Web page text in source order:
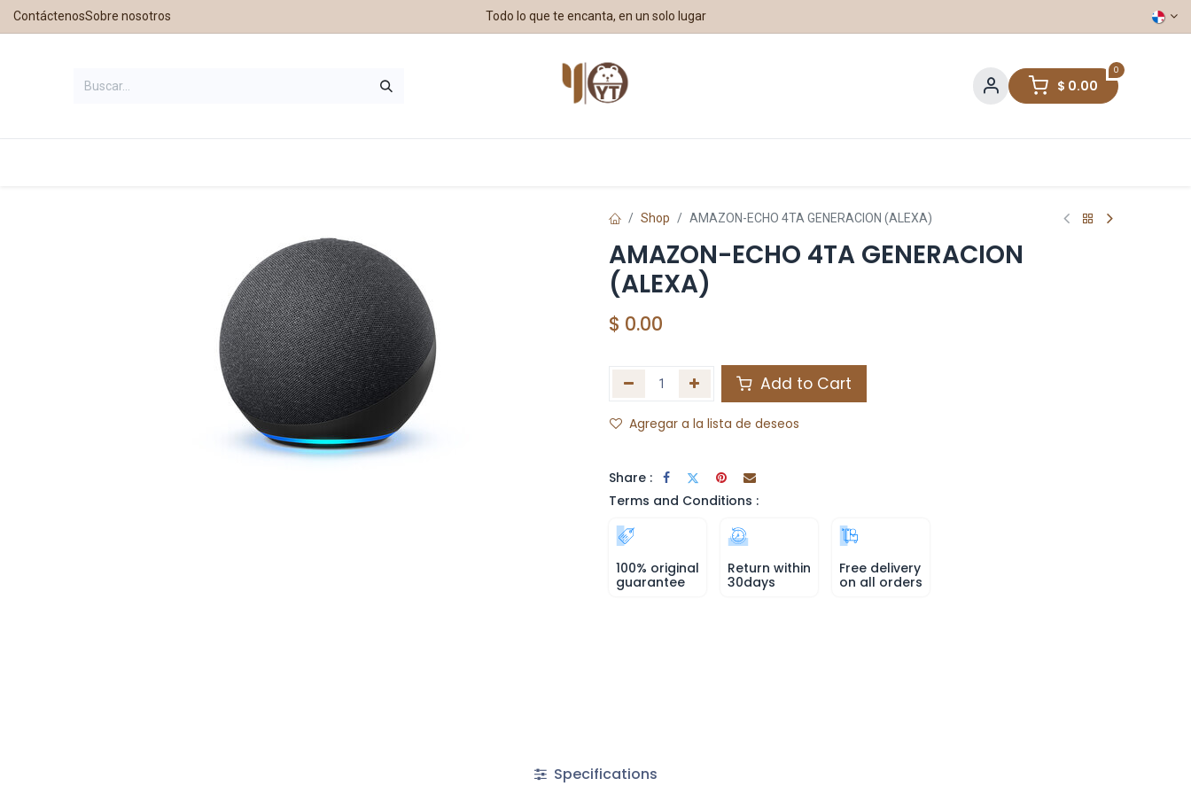
ContáctenosSobre nosotros Todo lo que te encanta, en un solo lugar
0
$ 0.00
Shop AMAZON-ECHO 4TA GENERACION (ALEXA)
AMAZON-ECHO 4TA GENERACION
(ALEXA)
$ 0.00
Add to Cart
Agregar a la lista de deseos
Share :
Terms and Conditions :
100% original
guarantee
Return within
30days
Free delivery
on all orders
Specifications